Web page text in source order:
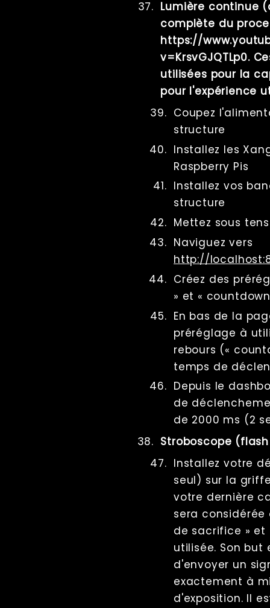
Lumière continue
complète du
https://
v=KrsvGJQTLp0.
utilisées pour la
pour l'expérience
Coupez
structure
Installez les
Raspberry Pis
Installez vos
structure
Mettez sous
Naviguez vers
http://
Créez des
» et «
En bas de la
préréglage à
rebours («
temps de
Depuis le
de
de 2000 ms (2
Stroboscope
Installez votre
seul) sur la
votre dernière
sera
de sacrifice » et
utilisée. Son
d'envoyer un
exactement à
d'exposition. Il